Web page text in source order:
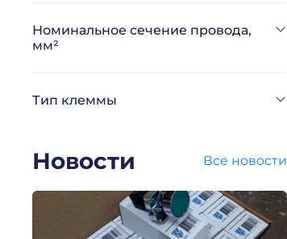
Номинальное сечение провода,
мм²
Тип клеммы
Новости Все новости